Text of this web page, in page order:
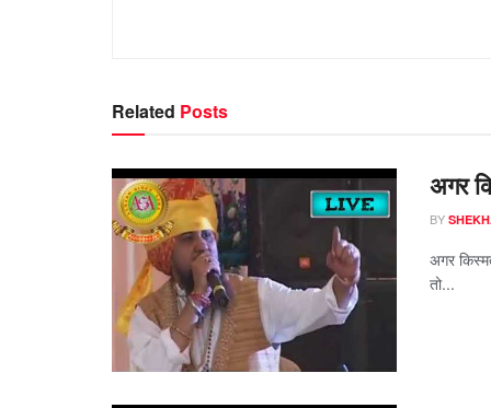
Related Posts
अगर
BY
अगर
तो...